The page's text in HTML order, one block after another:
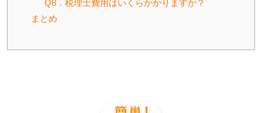
Q8．税理士費用はいくらかかりますか？
まとめ